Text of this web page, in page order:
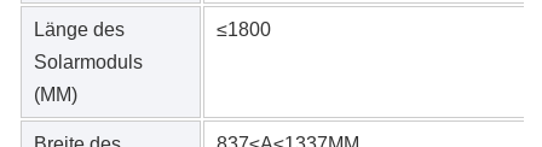
Länge des
Solarmoduls
(MM)
≤1800